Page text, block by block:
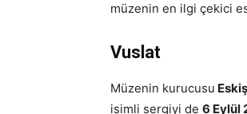
müzenin en ilgi çekici
Vuslat
Müzenin kurucusu
isimli sergiyi de 6 Eylül